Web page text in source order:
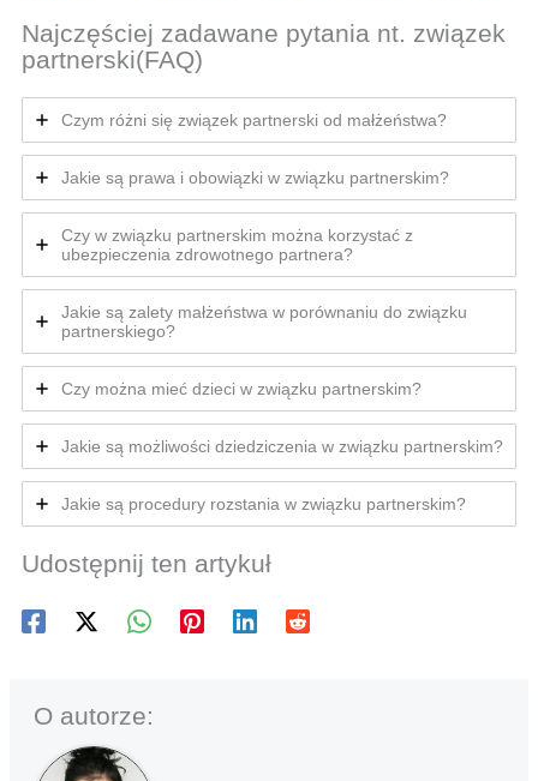
Najczęściej zadawane pytania nt. związek
partnerski(FAQ)
Czym różni się związek partnerski od małżeństwa?
Jakie są prawa i obowiązki w związku partnerskim?
Czy w związku partnerskim można korzystać z
ubezpieczenia zdrowotnego partnera?
Jakie są zalety małżeństwa w porównaniu do związku
partnerskiego?
Czy można mieć dzieci w związku partnerskim?
Jakie są możliwości dziedziczenia w związku partnerskim?
Jakie są procedury rozstania w związku partnerskim?
Udostępnij ten artykuł
O autorze: